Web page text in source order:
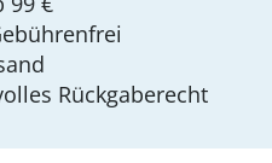
Rückgaberecht